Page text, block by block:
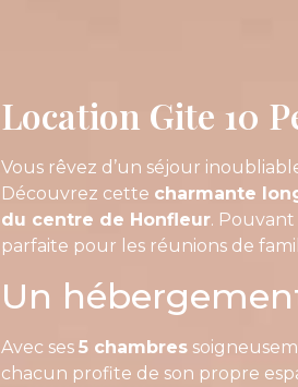
Location Gite 10
Vous rêvez d’un séjour
Découvrez cette charmante
du centre de Honfleur.
parfaite pour les réunions de
Un
Avec ses 5 chambres
chacun profite de son propre